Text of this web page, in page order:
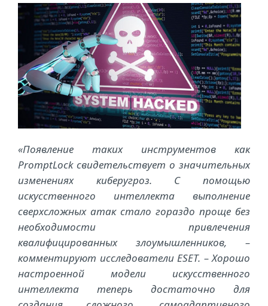
«Появление таких инструментов как
PromptLock свидетельствует о значительных
изменениях киберугроз. С помощью
искусственного интеллекта выполнение
сверхсложных атак стало гораздо проще без
необходимости привлечения
квалифицированных злоумышленников, –
комментируют исследователи ESET. – Хорошо
настроенной модели искусственного
интеллекта теперь достаточно для